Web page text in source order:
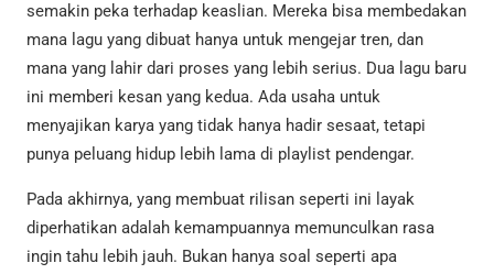
semakin peka terhadap keaslian. Mereka bisa membedakan
mana lagu yang dibuat hanya untuk mengejar tren, dan
mana yang lahir dari proses yang lebih serius. Dua lagu baru
ini memberi kesan yang kedua. Ada usaha untuk
menyajikan karya yang tidak hanya hadir sesaat, tetapi
punya peluang hidup lebih lama di playlist pendengar.
Pada akhirnya, yang membuat rilisan seperti ini layak
diperhatikan adalah kemampuannya memunculkan rasa
ingin tahu lebih jauh. Bukan hanya soal seperti apa